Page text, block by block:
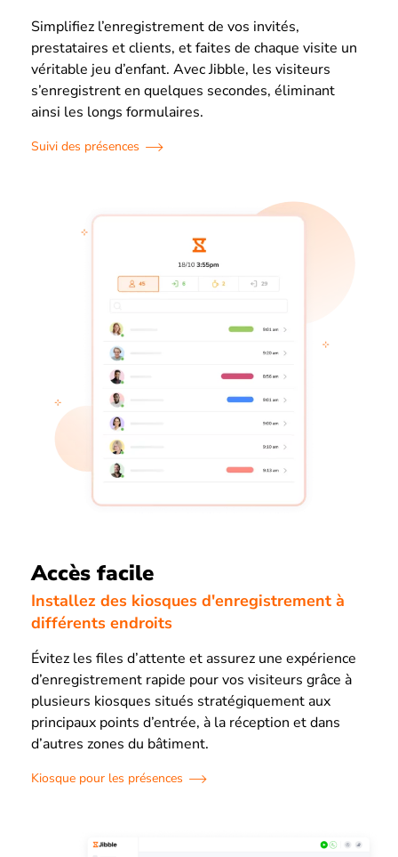
Simplifiez l’enregistrement de vos invités,
prestataires et clients, et faites de chaque visite un
véritable jeu d’enfant. Avec Jibble, les visiteurs
s’enregistrent en quelques secondes, éliminant
ainsi les longs formulaires.
Suivi des présences
Accès facile
Installez des kiosques d'enregistrement à
différents endroits
Évitez les files d’attente et assurez une expérience
d’enregistrement rapide pour vos visiteurs grâce à
plusieurs kiosques situés stratégiquement aux
principaux points d’entrée, à la réception et dans
d’autres zones du bâtiment.
Kiosque pour les présences